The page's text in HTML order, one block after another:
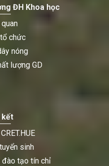
ĐH Khoa học
chức
nóng
lượng GD
kết
sinh
đào tạo tín chỉ